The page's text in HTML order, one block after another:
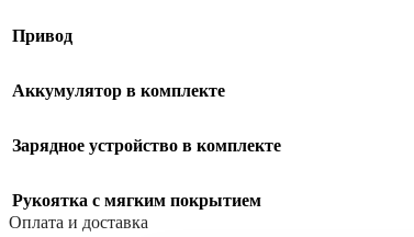
Привод
Аккумулятор в комплекте
Зарядное устройство в комплекте
Рукоятка с мягким покрытием
Оплата и доставка